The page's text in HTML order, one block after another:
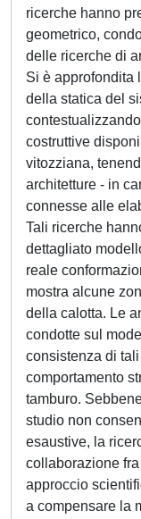
ricerche hanno
geometrico,
delle ricerche di
Si è approfondita
della statica del
costruttive
vitozziana,
architetture - in
connesse alle
Tali ricerche
dettagliato
reale
mostra alcune
della calotta. Le
condotte sul
consistenza di
comportamento
tamburo.
studio non
esaustive, la
collaborazione
approccio
a compensare la